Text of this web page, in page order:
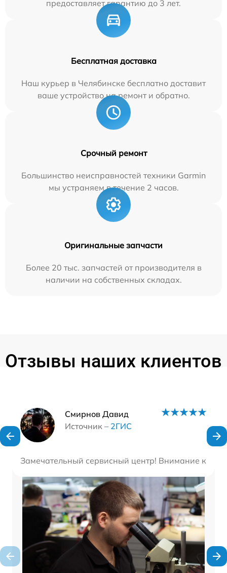
предоставляет гарантию до 3 лет.
Бесплатная доставка
Наш курьер в Челябинске бесплатно доставит
ваше устройство на ремонт и обратно.
Срочный ремонт
Большинство неисправностей техники Garmin
мы устраняем в течение 2 часов.
Оригинальные запчасти
Более 20 тыс. запчастей от производителя в
наличии на собственных складах.
Отзывы наших клиентов
Смирнов Давид
Источник – 2ГИС
Замечательный сервисный центр! Внимание к
Наши мастера